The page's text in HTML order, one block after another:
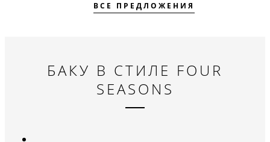
пребывание еще более
ВСЕ ПРЕДЛОЖЕНИЯ
БАКУ В СТИЛЕ FOUR
SEASONS